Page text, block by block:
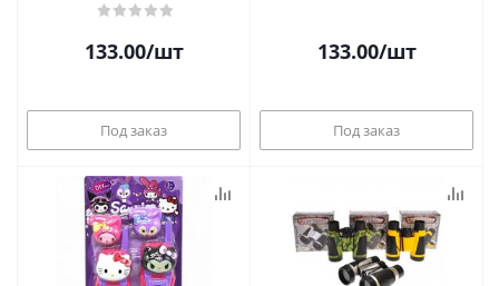
133.00/шт
Под заказ
133.00/шт
Под заказ